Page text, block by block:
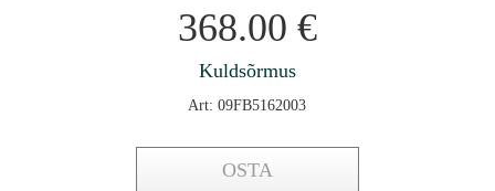
368.00 €
Kuldsõrmus
Art: 09FB5162003
OSTA